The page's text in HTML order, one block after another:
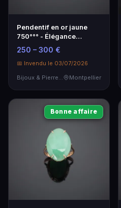
Pendentif en or jaune
750°°° - Élégance
intemporelle
250 – 300 €
📅 Invendu le 03/07/2026
Bijoux & Pierres Précieuses
Montpellier
Bonne affaire